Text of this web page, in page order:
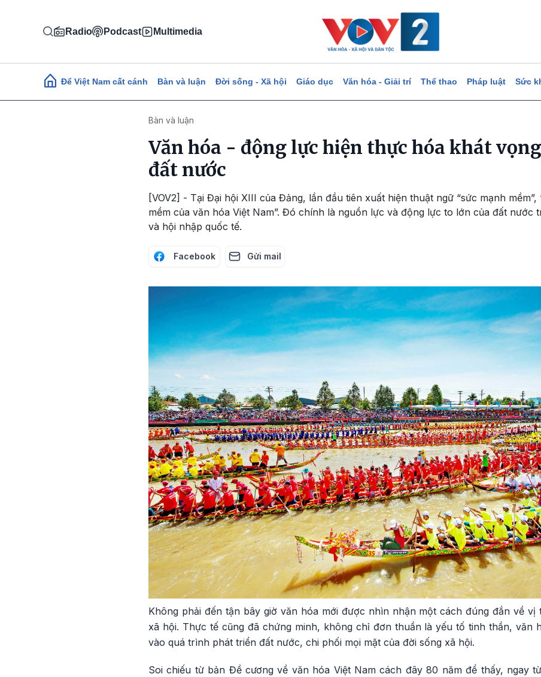
Radio Podcast Multimedia
Main navigation
Để Việt Nam cất cánh Bàn và luận Đời sống - Xã hội Giáo dục Văn hóa - Giải trí Thể thao Pháp luật Sức
Bàn và luận
Văn hóa - động lực hiện thực hóa khát
đất nước
[VOV2] - Tại Đại hội XIII của Đảng, lần đầu tiên xuất hiện thuật ngữ “sức mạnh
mềm của văn hóa Việt Nam”. Đó chính là nguồn lực và động lực to lớn của đất nước
và hội nhập quốc tế.
Facebook Gửi mail
Không phải đến tận bây giờ văn hóa mới được nhìn nhận một cách đúng đắn về
xã hội. Thực tế cũng đã chứng minh, không chỉ đơn thuần là yếu tố tinh thần, văn
vào quá trình phát triển đất nước, chi phối mọi mặt của đời sống xã hội.
Soi chiếu từ bản Đề cương về văn hóa Việt Nam cách đây 80 năm để thấy, ngay